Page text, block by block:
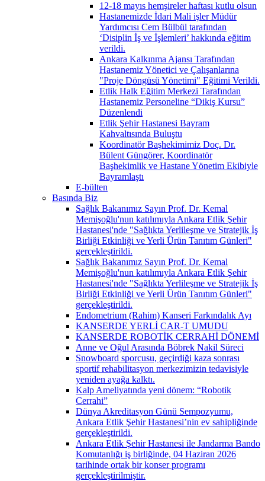
12-18 mayıs hemşireler haftası kutlu olsun
Hastanemizde İdari Mali işler Müdür
Yardımcısı Cem Bülbül tarafından
‘Disiplin İş ve İşlemleri’ hakkında eğitim
verildi.
Ankara Kalkınma Ajansı Tarafından
Hastanemiz Yönetici ve Çalışanlarına
"Proje Döngüsü Yönetimi" Eğitimi Verildi.
Etlik Halk Eğitim Merkezi Tarafından
Hastanemiz Personeline “Dikiş Kursu”
Düzenlendi
Etlik Şehir Hastanesi Bayram
Kahvaltısında Buluştu
Koordinatör Başhekimimiz Doç. Dr.
Bülent Güngörer, Koordinatör
Başhekimlik ve Hastane Yönetim Ekibiyle
Bayramlaştı
E-bülten
Basında Biz
Sağlık Bakanımız Sayın Prof. Dr. Kemal
Memişoğlu'nun katılımıyla Ankara Etlik Şehir
Hastanesi'nde "Sağlıkta Yerlileşme ve Stratejik İş
Birliği Etkinliği ve Yerli Ürün Tanıtım Günleri"
gerçekleştirildi.
Sağlık Bakanımız Sayın Prof. Dr. Kemal
Memişoğlu'nun katılımıyla Ankara Etlik Şehir
Hastanesi'nde "Sağlıkta Yerlileşme ve Stratejik İş
Birliği Etkinliği ve Yerli Ürün Tanıtım Günleri"
gerçekleştirildi.
Endometrium (Rahim) Kanseri Farkındalık Ayı
KANSERDE YERLİ CAR-T UMUDU
KANSERDE ROBOTİK CERRAHİ DÖNEMİ
Anne ve Oğul Arasında Böbrek Nakil Süreci
Snowboard sporcusu, geçirdiği kaza sonrası
sportif rehabilitasyon merkezimizin tedavisiyle
yeniden ayağa kalktı.
Kalp Ameliyatında yeni dönem: “Robotik
Cerrahi”
Dünya Akreditasyon Günü Sempozyumu,
Ankara Etlik Şehir Hastanesi’nin ev sahipliğinde
gerçekleştirildi.
Ankara Etlik Şehir Hastanesi ile Jandarma Bando
Komutanlığı iş birliğinde, 04 Haziran 2026
tarihinde ortak bir konser programı
gerçekleştirilmiştir.